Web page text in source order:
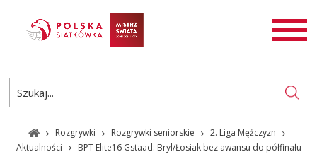
AKTUALNOŚCI
ROZGRYWKI
PL
EN
Rozgrywki Rozgrywki seniorskie
2. Liga Mężczyzn
Aktualności
BPT Elite16 Gstaad: Bryl/Łosiak bez awansu do półfinału